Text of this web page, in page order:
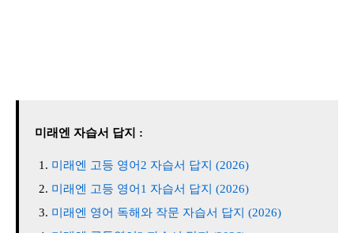
미래엔 자습서 답지 :
미래엔 고등 영어2 자습서 답지 (2026)
미래엔 고등 영어1 자습서 답지 (2026)
미래엔 영어 독해와 작문 자습서 답지 (2026)